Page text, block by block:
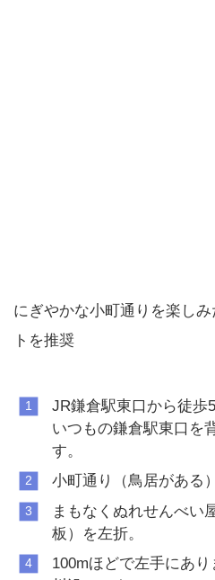
にぎやかな小町通りを楽し
トを推奨
JR鎌倉駅東口から徒歩5
いつもの鎌倉駅東口を
す。
小町通り（鳥居がある
まもなくぬれせんべい
板）を左折。
100mほどで左手にあ